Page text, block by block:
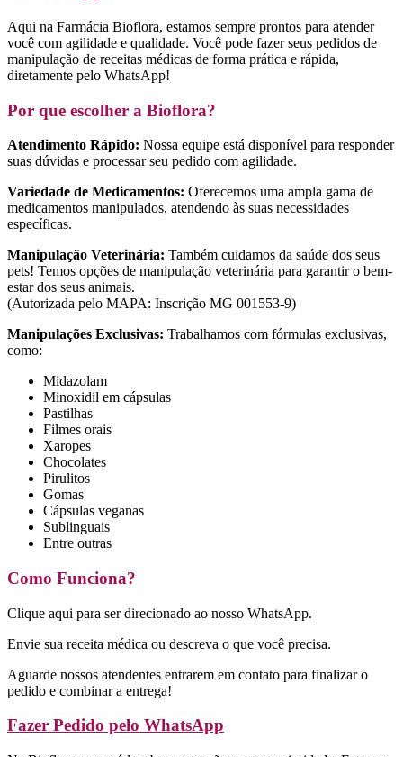
Aqui na Farmácia Bioflora, estamos sempre prontos para atender
você com agilidade e qualidade. Você pode fazer seus pedidos de
manipulação de receitas médicas de forma prática e rápida,
diretamente pelo WhatsApp!
Por que escolher a Bioflora?
Atendimento Rápido: Nossa equipe está disponível para responder
suas dúvidas e processar seu pedido com agilidade.
Variedade de Medicamentos: Oferecemos uma ampla gama de
medicamentos manipulados, atendendo às suas necessidades
específicas.
Manipulação Veterinária: Também cuidamos da saúde dos seus
pets! Temos opções de manipulação veterinária para garantir o bem-
estar dos seus animais.
(Autorizada pelo MAPA: Inscrição MG 001553-9)
Manipulações Exclusivas: Trabalhamos com fórmulas exclusivas,
como:
Midazolam
Minoxidil em cápsulas
Pastilhas
Filmes orais
Xaropes
Chocolates
Pirulitos
Gomas
Cápsulas veganas
Sublinguais
Entre outras
Como Funciona?
Clique aqui para ser direcionado ao nosso WhatsApp.
Envie sua receita médica ou descreva o que você precisa.
Aguarde nossos atendentes entrarem em contato para finalizar o
pedido e combinar a entrega!
Fazer Pedido pelo WhatsApp